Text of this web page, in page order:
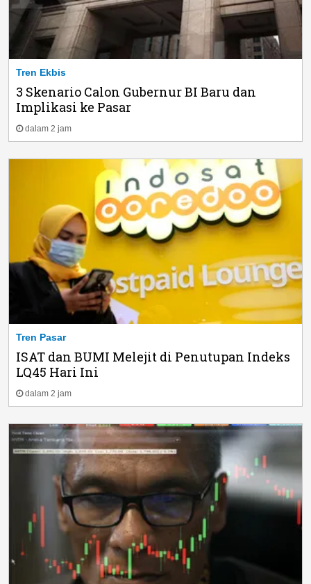
Tren Ekbis
3 Skenario Calon Gubernur BI Baru dan
Implikasi ke Pasar
dalam 2 jam
Tren Pasar
ISAT dan BUMI Melejit di Penutupan Indeks
LQ45 Hari Ini
dalam 2 jam